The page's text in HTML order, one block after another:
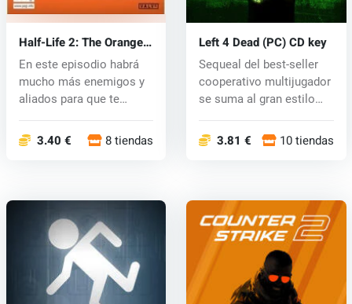
Half-Life 2: The Orange
Box (PC) CD key
En este episodio habrá
mucho más enemigos y
aliados para que te
3.40 € 8 tiendas
Left 4 Dead (PC) CD key
Sequeal del best-seller
cooperativo multijugador
se suma al gran estilo
3.81 € 10 tiendas